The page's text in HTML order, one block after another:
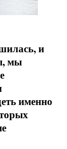
и
мы
именно